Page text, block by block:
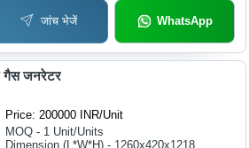
जांच भेजें WhatsApp
गैस जनरेटर
Price: 200000 INR/Unit
MOQ - 1 Unit/Units
Dimension (L*W*H) - 1260x420x1218